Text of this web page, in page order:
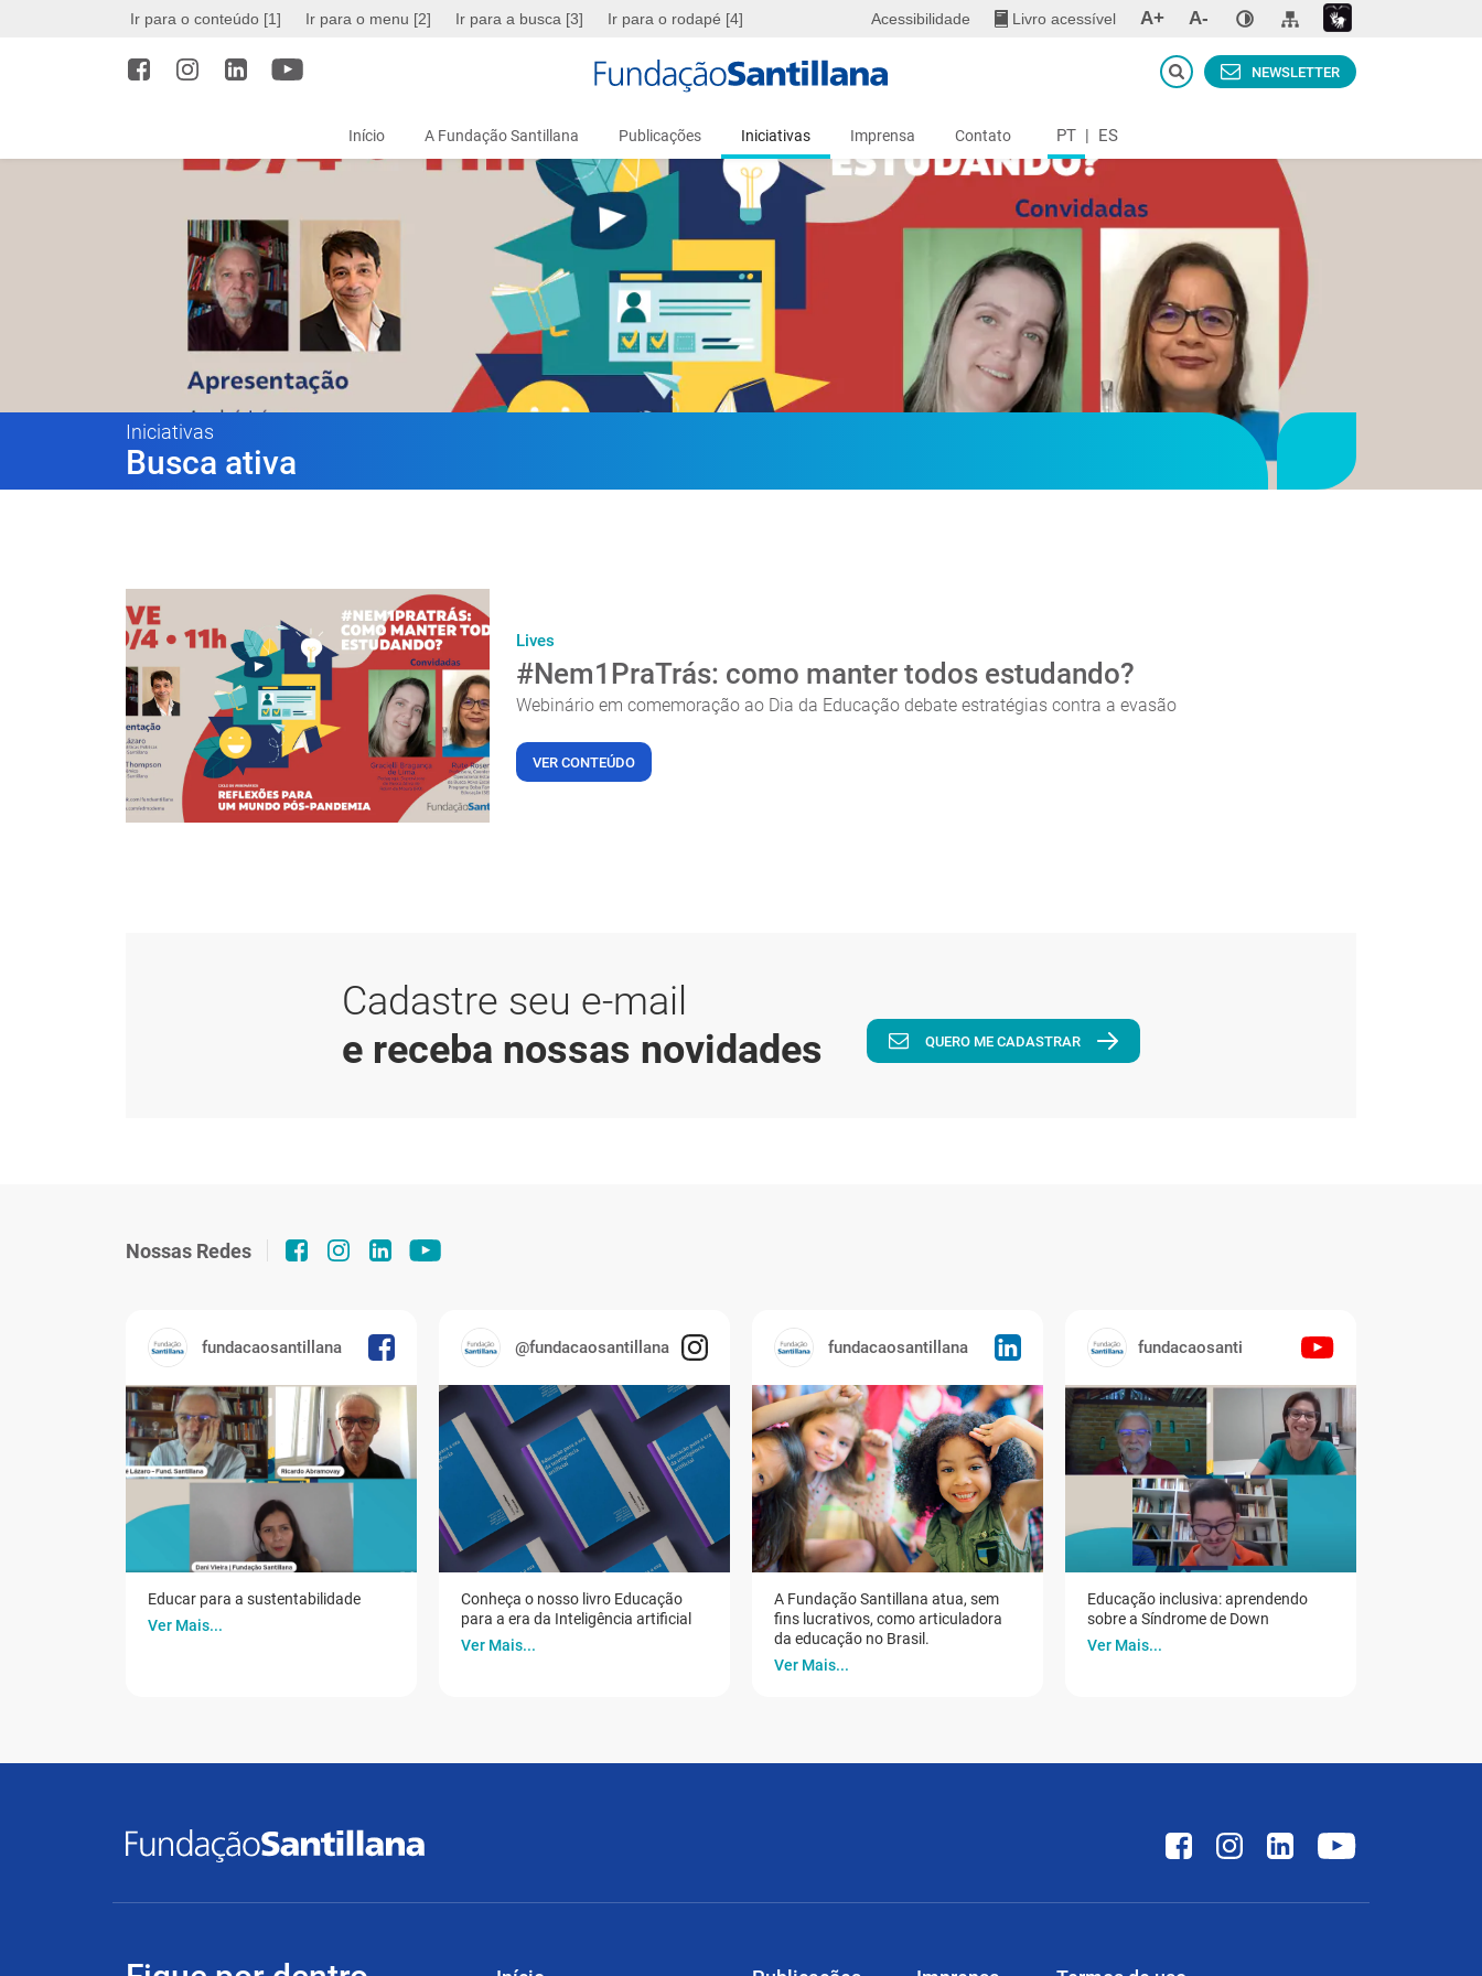
Ir para o conteúdo [1] Ir para o menu [2] Ir para a busca [3] Ir para o rodapé [4] Acessibilidade Livro acessível A+ A-
Início A Fundação Santillana Publicações Iniciativas Imprensa Contato PT | ES
NEWSLETTER
Iniciativas
Busca ativa
Lives
#Nem1PraTrás​: como manter todos estudando?
Webinário em comemoração ao Dia da Educação debate estratégias contra a evasão
VER CONTEÚDO
Cadastre seu e-mail
e receba nossas novidades
QUERO ME CADASTRAR
Nossas Redes
fundacaosantillana
Educar para a sustentabilidade
Ver Mais...
@fundacaosantillana
Conheça o nosso livro Educação
para a era da Inteligência artificial
Ver Mais...
fundacaosantillana
A Fundação Santillana atua, sem
fins lucrativos, como articuladora
da educação no Brasil.
Ver Mais...
fundacaosanti
Educação inclusiva: aprendendo
sobre a Síndrome de Down
Ver Mais...